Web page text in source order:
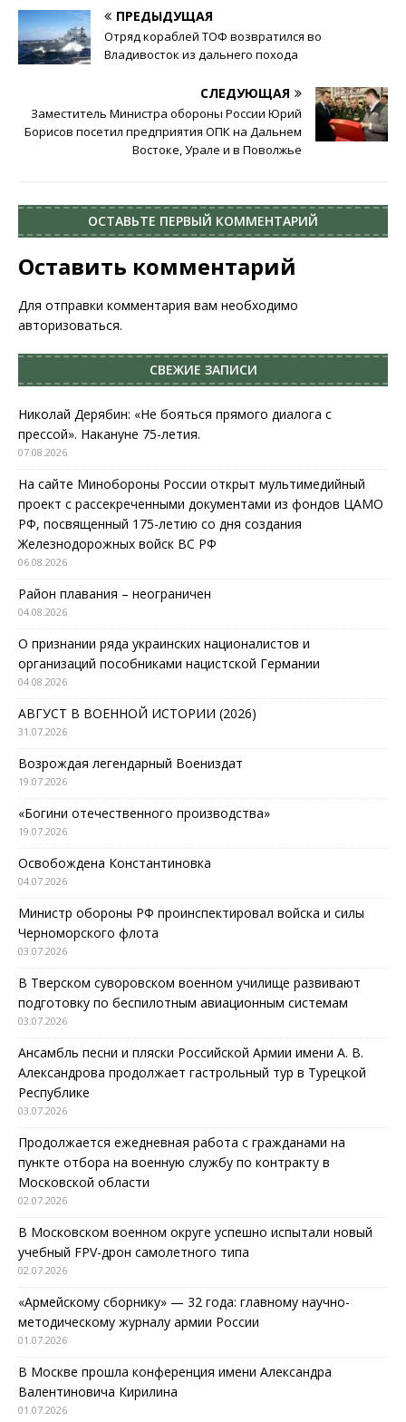
ПРЕДЫДУЩАЯ
Отряд кораблей ТОФ возвратился во
Владивосток из дальнего похода
СЛЕДУЮЩАЯ
Заместитель Министра обороны России Юрий
Борисов посетил предприятия ОПК на Дальнем
Востоке, Урале и в Поволжье
ОСТАВЬТЕ ПЕРВЫЙ КОММЕНТАРИЙ
Оставить комментарий
Для отправки комментария вам необходимо
авторизоваться.
СВЕЖИЕ ЗАПИСИ
Николай Дерябин: «Не бояться прямого диалога с
прессой». Накануне 75-летия.
07.08.2026
На сайте Минобороны России открыт мультимедийный
проект с рассекреченными документами из фондов ЦАМО
РФ, посвященный 175-летию со дня создания
Железнодорожных войск ВС РФ
06.08.2026
Район плавания – неограничен
04.08.2026
О признании ряда украинских националистов и
организаций пособниками нацистской Германии
04.08.2026
АВГУСТ В ВОЕННОЙ ИСТОРИИ (2026)
31.07.2026
Возрождая легендарный Воениздат
19.07.2026
«Богини отечественного производства»
19.07.2026
Освобождена Константиновка
04.07.2026
Министр обороны РФ проинспектировал войска и силы
Черноморского флота
03.07.2026
В Тверском суворовском военном училище развивают
подготовку по беспилотным авиационным системам
03.07.2026
Ансамбль песни и пляски Российской Армии имени А. В.
Александрова продолжает гастрольный тур в Турецкой
Республике
03.07.2026
Продолжается ежедневная работа с гражданами на
пункте отбора на военную службу по контракту в
Московской области
02.07.2026
В Московском военном округе успешно испытали новый
учебный FPV-дрон самолетного типа
02.07.2026
«Армейскому сборнику» — 32 года: главному научно-
методическому журналу армии России
01.07.2026
В Москве прошла конференция имени Александра
Валентиновича Кирилина
01.07.2026